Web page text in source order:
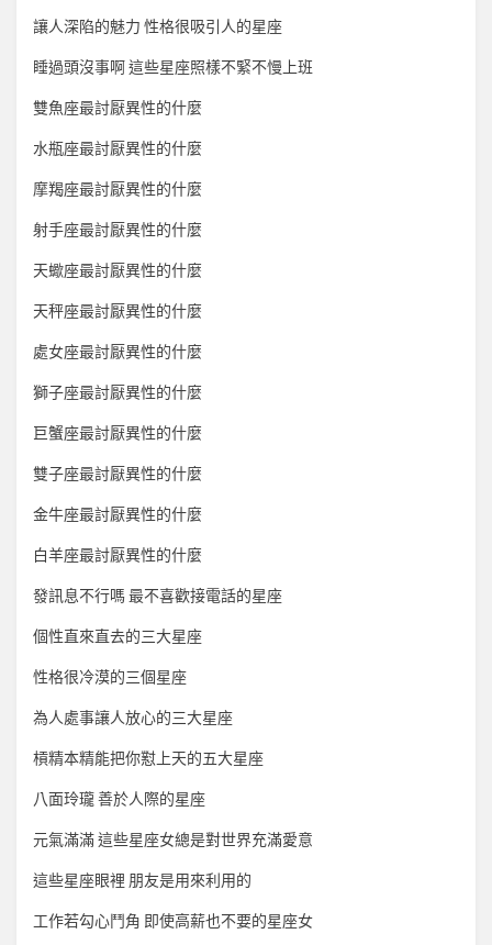
讓人深陷的魅力 性格很吸引人的星座
睡過頭沒事啊 這些星座照樣不緊不慢上班
雙魚座最討厭異性的什麼
水瓶座最討厭異性的什麼
摩羯座最討厭異性的什麼
射手座最討厭異性的什麼
天蠍座最討厭異性的什麼
天秤座最討厭異性的什麼
處女座最討厭異性的什麼
獅子座最討厭異性的什麼
巨蟹座最討厭異性的什麼
雙子座最討厭異性的什麼
金牛座最討厭異性的什麼
白羊座最討厭異性的什麼
發訊息不行嗎 最不喜歡接電話的星座
個性直來直去的三大星座
性格很冷漠的三個星座
為人處事讓人放心的三大星座
槓精本精能把你懟上天的五大星座
八面玲瓏 善於人際的星座
元氣滿滿 這些星座女總是對世界充滿愛意
這些星座眼裡 朋友是用來利用的
工作若勾心鬥角 即使高薪也不要的星座女